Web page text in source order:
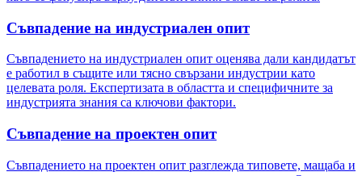
Съвпадение на индустриален опит
Съвпадението на индустриален опит оценява дали кандидатът
е работил в същите или тясно свързани индустрии като
целевата роля. Експертизата в областта и специфичните за
индустрията знания са ключови фактори.
Съвпадение на проектен опит
Съвпадението на проектен опит разглежда типовете, мащаба и